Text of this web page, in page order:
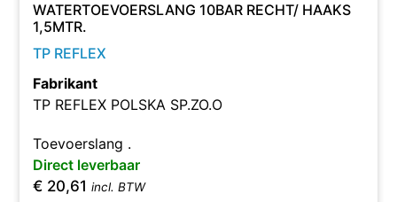
WATERTOEVOERSLANG 10BAR RECHT/ HAAKS
1,5MTR.
TP REFLEX
Fabrikant
TP REFLEX POLSKA SP.ZO.O
Toevoerslang .
Direct leverbaar
€ 20,61 incl. BTW